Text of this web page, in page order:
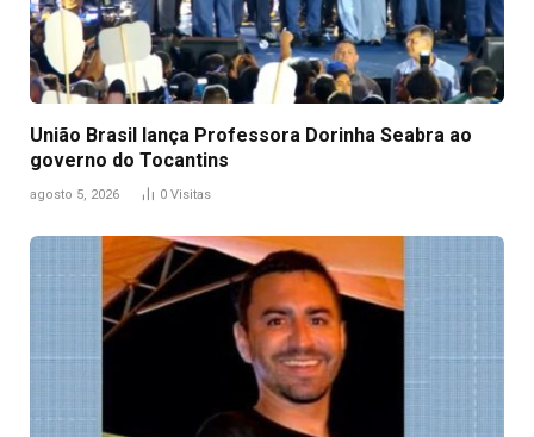
União Brasil lança Professora Dorinha Seabra ao
governo do Tocantins
agosto 5, 2026 0 Visitas